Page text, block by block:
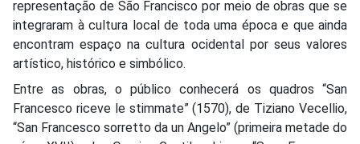
representação de São Francisco por meio de obras que se
integraram à cultura local de toda uma época e que ainda
encontram espaço na cultura ocidental por seus valores
artístico, histórico e simbólico.
Entre as obras, o público conhecerá os quadros “San
Francesco riceve le stimmate” (1570), de Tiziano Vecellio,
“San Francesco sorretto da un Angelo” (primeira metade do